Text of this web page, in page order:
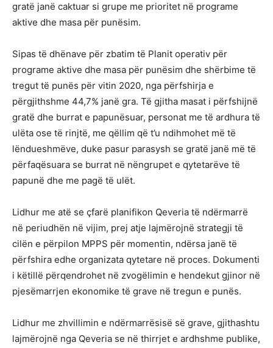
gratë janë caktuar si grupe me prioritet në programe
aktive dhe masa për punësim.
Sipas të dhënave për zbatim të Planit operativ për
programe aktive dhe masa për punësim dhe shërbime të
tregut të punës për vitin 2020, nga përfshirja e
përgjithshme 44,7% janë gra. Të gjitha masat i përfshijnë
gratë dhe burrat e papunësuar, personat me të ardhura të
ulëta ose të rinjtë, me qëllim që t’u ndihmohet më të
lëndueshmëve, duke pasur parasysh se gratë janë më të
përfaqësuara se burrat në nëngrupet e qytetarëve të
papunë dhe me pagë të ulët.
Lidhur me atë se çfarë planifikon Qeveria të ndërmarrë
në periudhën në vijim, prej atje lajmërojnë strategji të
cilën e përpilon MPPS për momentin, ndërsa janë të
përfshira edhe organizata qytetare në proces. Dokumenti
i këtillë përqendrohet në zvogëlimin e hendekut gjinor në
pjesëmarrjen ekonomike të grave në tregun e punës.
Lidhur me zhvillimin e ndërmarrësisë së grave, gjithashtu
lajmërojnë nga Qeveria se në thirrjet e ardhshme publike,